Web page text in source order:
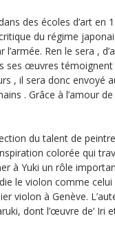
des écoles d’art en
du régime
Ren le sera ,
ses œuvres témoignent
, il sera donc envoyé
. Grâce à l’amour
du talent de
colorée qui
à Yuki un rôle
le violon comme celui
violon à Genève.
dont l’œuvre de’ Iri